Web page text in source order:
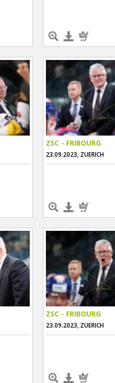
ZSC - FRIBOURG
23.09.2023, ZUERICH
ZSC - FRIBOURG
23.09.2023, ZUERICH